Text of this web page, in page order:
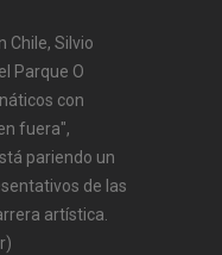
Chile, Silvio
Parque O
con
fuera",
pariendo un
de las
artística.